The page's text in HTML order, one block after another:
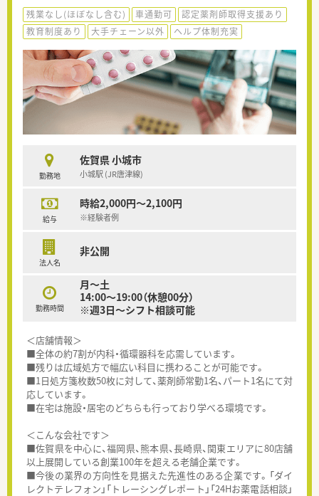
残業なし(ほぼなし含む) 車通勤可
認定薬剤師取得支援あり
教育制度あり
大手チェーン以外 ヘルプ体制充実
勤務地
佐賀県 小城市
小城駅 (JR唐津線)
給与
時給2,000円～2,100円
※経験者例
法人名
非公開
勤務時間
月～土
14:00～19:00（休憩00分）
※週3日～シフト相談可能
＜店舗情報＞
■全体の約7割が内科・循環器科を応需しています。
■残りは広域処方で幅広い科目に携わることが可能です。
■1日処方箋枚数50枚に対して、薬剤師常勤1名、パート1名にて対
応しています。
■在宅は施設・居宅のどちらも行っており学べる環境です。
＜こんな会社です＞
■佐賀県を中心に、福岡県、熊本県、長崎県、関東エリアに80店舗
以上展開している創業100年を超える老舗企業です。
■今後の業界の方向性を見据えた先進性のある企業です。「ダイ
レクトテレフォン」「トレーシングレポート」「24Hお薬電話相談」